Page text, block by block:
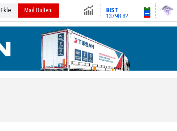
Mail Bülteni
Altın6569.52